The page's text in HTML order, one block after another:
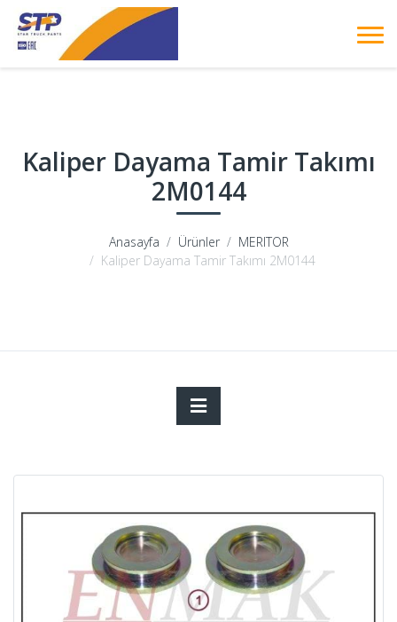
Kaliper Dayama Tamir Takımı
2M0144
Anasayfa Ürünler
MERITOR
Kaliper Dayama Tamir Takımı 2M0144